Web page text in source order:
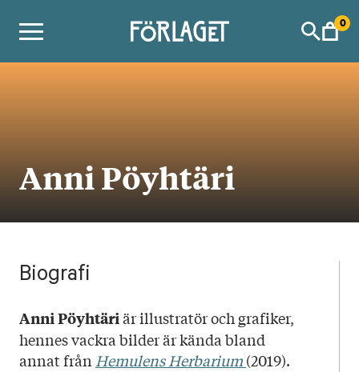
0
Anni Pöyhtäri
Biografi
Anni Pöyhtäriär illustratör och grafiker,
hennes vackra bilder är kända bland
annat från Hemulens Herbarium(2019).